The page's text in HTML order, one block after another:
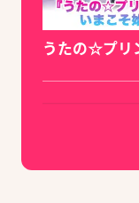
うたの☆プリ